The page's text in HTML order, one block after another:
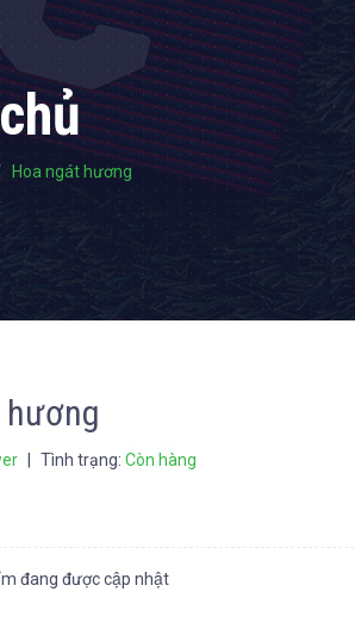
Hoa ngát hương
Tình trạng: Còn hàng
đang được cập nhật